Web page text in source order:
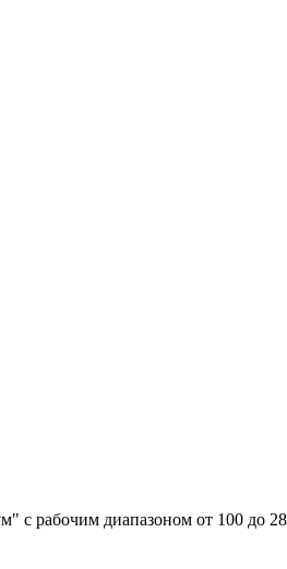
c рабочим диапазоном от 100 до